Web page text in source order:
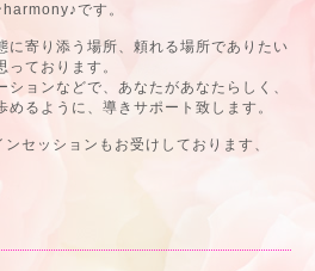
harmony♪です。
に寄り添う場所、頼れる場所でありたい
っております。
ョンなどで、あなたがあなたらしく、
るように、導きサポート致します。
セッションもお受けしております、